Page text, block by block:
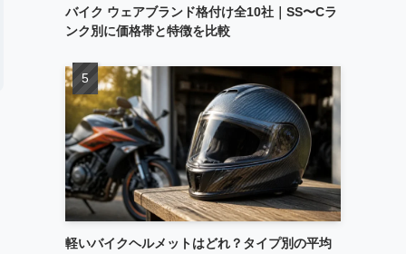
バイク ウェアブランド格付け全10社｜SS〜Cラ
ンク別に価格帯と特徴を比較
軽いバイクヘルメットはどれ？タイプ別の平均